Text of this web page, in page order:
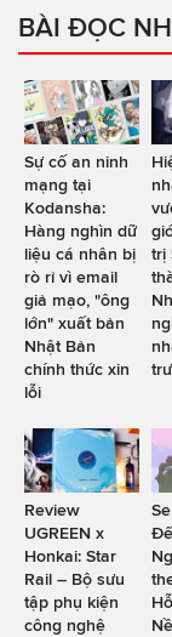
BÀI ĐỌC
Sự cố an ninh
mạng tại
Kodansha:
Hàng nghìn dữ
liệu cá nhân bị
rò rỉ vì email
giả mạo, "ông
lớn" xuất bản
Nhật Bản
chính thức xin
lỗi
trị
Review
UGREEN x
Honkai: Star
Rail – Bộ sưu
tập phụ kiện
công nghệ